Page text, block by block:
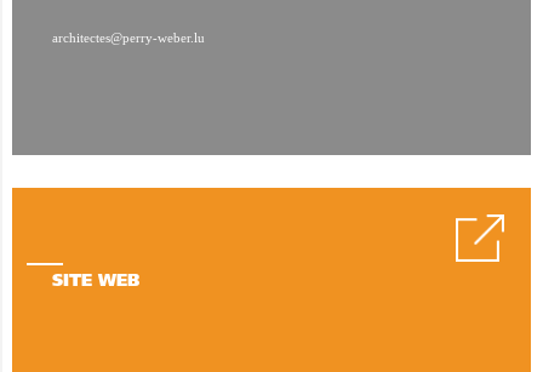
architectes@perry-weber.lu
SITE WEB